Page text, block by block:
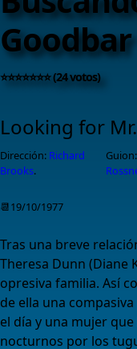
⭐⭐⭐⭐⭐⭐⭐ (24 votos)
Looking for
Dirección: Richard
Brooks.
Guion:
📆19/10/1977
Tras una breve
Theresa Dunn (Diane
opresiva familia. Así
de ella una
el día y una mujer
nocturnos por los